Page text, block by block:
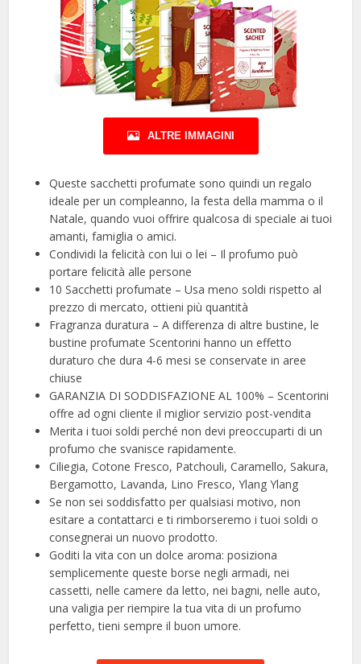
ALTRE IMMAGINI
Queste sacchetti profumate sono quindi un regalo
ideale per un compleanno, la festa della mamma o il
Natale, quando vuoi offrire qualcosa di speciale ai tuoi
amanti, famiglia o amici.
Condividi la felicità con lui o lei – Il profumo può
portare felicità alle persone
10 Sacchetti profumate – Usa meno soldi rispetto al
prezzo di mercato, ottieni più quantità
Fragranza duratura – A differenza di altre bustine, le
bustine profumate Scentorini hanno un effetto
duraturo che dura 4-6 mesi se conservate in aree
chiuse
GARANZIA DI SODDISFAZIONE AL 100% – Scentorini
offre ad ogni cliente il miglior servizio post-vendita
Merita i tuoi soldi perché non devi preoccuparti di un
profumo che svanisce rapidamente.
Ciliegia, Cotone Fresco, Patchouli, Caramello, Sakura,
Bergamotto, Lavanda, Lino Fresco, Ylang Ylang
Se non sei soddisfatto per qualsiasi motivo, non
esitare a contattarci e ti rimborseremo i tuoi soldi o
consegnerai un nuovo prodotto.
Goditi la vita con un dolce aroma: posiziona
semplicemente queste borse negli armadi, nei
cassetti, nelle camere da letto, nei bagni, nelle auto,
una valigia per riempire la tua vita di un profumo
perfetto, tieni sempre il buon umore.